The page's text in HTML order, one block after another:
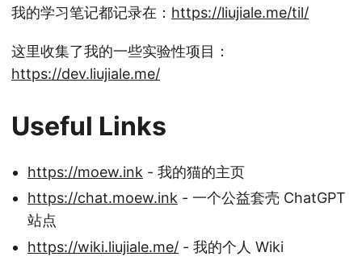
我的学习笔记都记录在： https://liujiale.me/til/
这里收集了我的一些实验性项目：
https://dev.liujiale.me/
Useful Links
https://moew.ink - 我的猫的主页
https://chat.moew.ink - 一个公益套壳 ChatGPT
站点
https://wiki.liujiale.me/ - 我的个人 Wiki